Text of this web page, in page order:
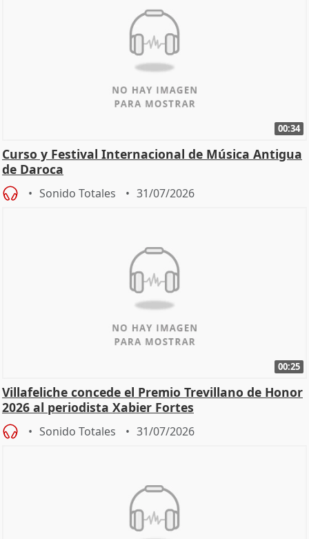
00:34
Curso y Festival Internacional de Música Antigua
de Daroca
Sonido Totales 31/07/2026
00:25
Villafeliche concede el Premio Trevillano de Honor
2026 al periodista Xabier Fortes
Sonido Totales 31/07/2026